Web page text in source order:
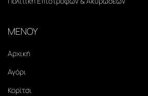
ΜΕΝΟΥ
Αρχική
Αγόρι
Κορίτσι